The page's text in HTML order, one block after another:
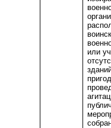
или